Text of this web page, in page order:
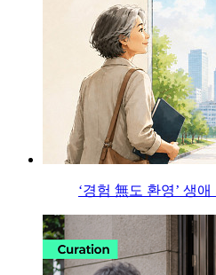
‘경험 無도 환영’ 생